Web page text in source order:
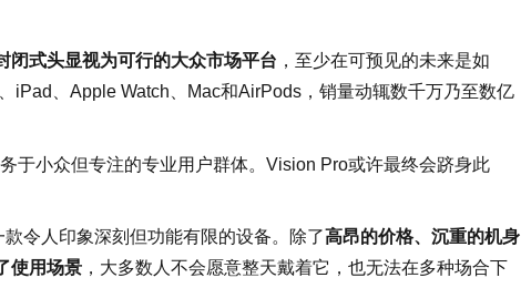
式头显视为可行的大众市场平台 ，至少在可预见的未来是如
iPad、Apple Watch、Mac和AirPods，销量动辄数千万乃至数亿
于小众但专注的专业用户群体。Vision Pro或许最终会跻身此
令人印象深刻但功能有限的设备。除了高昂的价格、沉重的机身
使用场景 ，大多数人不会愿意整天戴着它，也无法在多种场合下